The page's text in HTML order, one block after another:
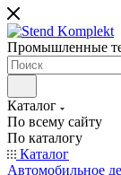
Промышленные
Каталог
По всему сайту
По каталогу
Каталог
Автомобильное